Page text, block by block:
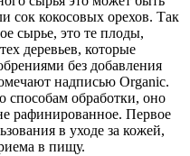
сок кокосовых орехов. Так
сырье, это те плоды,
деревьев, которые
без добавления
надписью Organic.
способам обработки, оно
рафинированное. Первое
в уходе за кожей,
в пищу.